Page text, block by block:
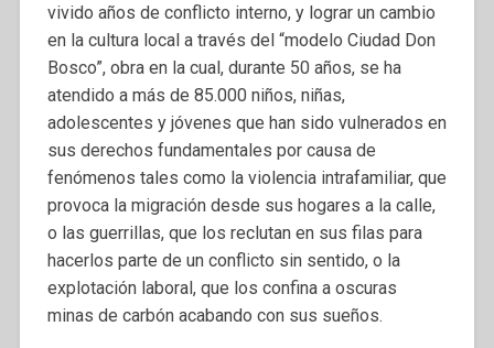
vivido años de conflicto interno, y lograr un cambio
en la cultura local a través del “modelo Ciudad Don
Bosco”, obra en la cual, durante 50 años, se ha
atendido a más de 85.000 niños, niñas,
adolescentes y jóvenes que han sido vulnerados en
sus derechos fundamentales por causa de
fenómenos tales como la violencia intrafamiliar, que
provoca la migración desde sus hogares a la calle,
o las guerrillas, que los reclutan en sus filas para
hacerlos parte de un conflicto sin sentido, o la
explotación laboral, que los confina a oscuras
minas de carbón acabando con sus sueños.